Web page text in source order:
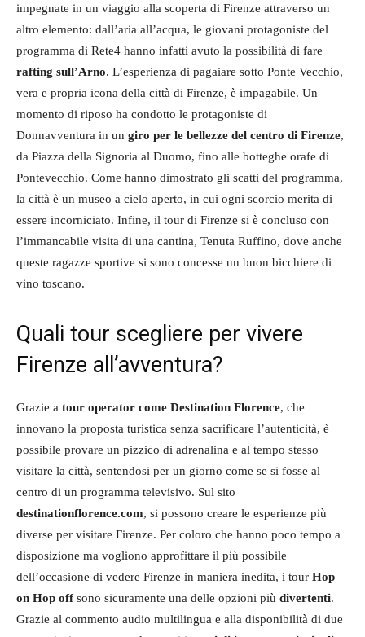
impegnate in un viaggio alla scoperta di Firenze attraverso un
altro elemento: dall’aria all’acqua, le giovani protagoniste del
programma di Rete4 hanno infatti avuto la possibilità di fare
rafting sull’Arno. L’esperienza di pagaiare sotto Ponte Vecchio,
vera e propria icona della città di Firenze, è impagabile. Un
momento di riposo ha condotto le protagoniste di
Donnavventura in un giro per le bellezze del centro di Firenze,
da Piazza della Signoria al Duomo, fino alle botteghe orafe di
Pontevecchio. Come hanno dimostrato gli scatti del programma,
la città è un museo a cielo aperto, in cui ogni scorcio merita di
essere incorniciato. Infine, il tour di Firenze si è concluso con
l’immancabile visita di una cantina, Tenuta Ruffino, dove anche
queste ragazze sportive si sono concesse un buon bicchiere di
vino toscano.
Quali tour scegliere per vivere
Firenze all’avventura?
Grazie a tour operator come Destination Florence, che
innovano la proposta turistica senza sacrificare l’autenticità, è
possibile provare un pizzico di adrenalina e al tempo stesso
visitare la città, sentendosi per un giorno come se si fosse al
centro di un programma televisivo. Sul sito
destinationflorence.com, si possono creare le esperienze più
diverse per visitare Firenze. Per coloro che hanno poco tempo a
disposizione ma vogliono approfittare il più possibile
dell’occasione di vedere Firenze in maniera inedita, i tour Hop
on Hop offsono sicuramente una delle opzioni più divertenti.
Grazie al commento audio multilingua e alla disponibilità di due